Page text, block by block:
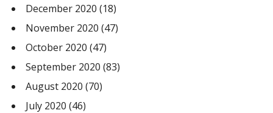
December 2020 (18)
November 2020 (47)
October 2020 (47)
September 2020 (83)
August 2020 (70)
July 2020 (46)